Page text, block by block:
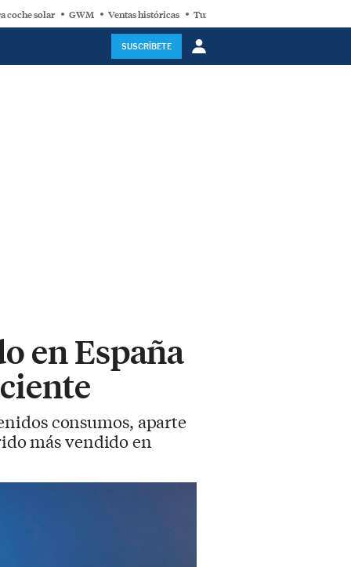
coche solar GWM Ventas históricas Turbina eólica
SUSCRÍBETE
en España
consumos, aparte
más vendido en